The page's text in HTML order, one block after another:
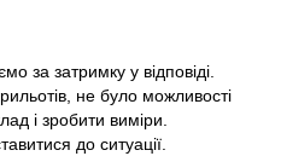
за затримку у відповіді.
не було можливості
і зробити виміри.
до ситуації.